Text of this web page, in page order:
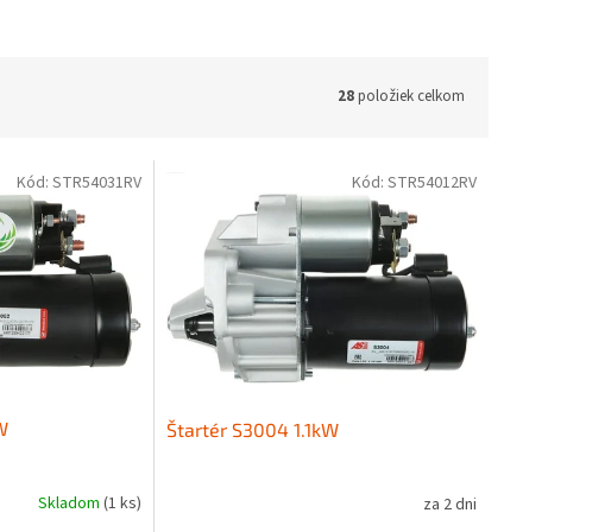
28položiek celkom
Skladom (1 ks)
Kód: STR54031RV
Štartér S3004 1.1kW
za 2 dni
Kód: STR54012RV